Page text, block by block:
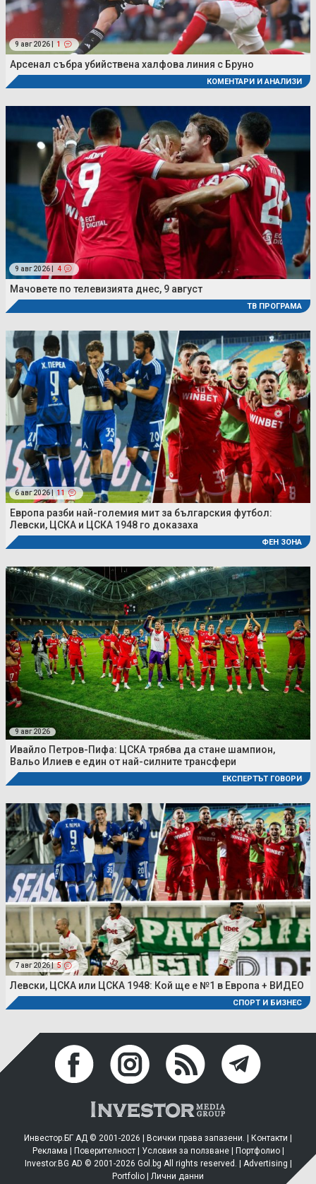
9 авг 2026 | 1
Арсенал събра убийствена халфова линия с Бруно
КОМЕНТАРИ И АНАЛИЗИ
9 авг 2026 | 4
Мачовете по телевизията днес, 9 август
ТВ ПРОГРАМА
6 авг 2026 | 11
Европа разби най-големия мит за българския футбол:
Левски, ЦСКА и ЦСКА 1948 го доказаха
ФЕН ЗОНА
9 авг 2026
Ивайло Петров-Пифа: ЦСКА трябва да стане шампион,
Вальо Илиев е един от най-силните трансфери
ЕКСПЕРТЪТ ГОВОРИ
7 авг 2026 | 5
Левски, ЦСКА или ЦСКА 1948: Кой ще е №1 в Европа + ВИДЕО
СПОРТ И БИЗНЕС
Инвестор.БГ АД © 2001-2026 | Всички права запазени. | Контакти
Реклама
Поверителност| Условия за ползване| Портфолио|
Investor.BG AD © 2001-2026 Gol.bg All rights reserved. | Advertising
Portfolio
Лични данни